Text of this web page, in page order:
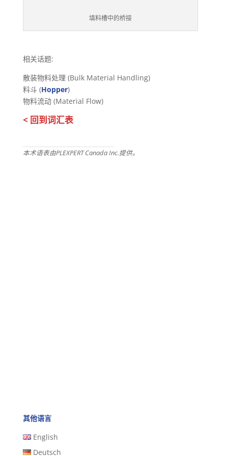
填料槽中的桥接
相关话题:
散装物料处理 (Bulk Material Handling)
料斗 (Hopper)
物料流动 (Material Flow)
< 回到词汇表
本术语表由PLEXPERT Canada Inc.提供。
其他语言
English
Deutsch